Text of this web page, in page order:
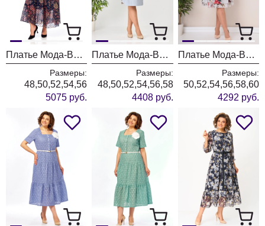
Платье Мода-Версаль 2464 темно-синий
Размеры:
48,50,52,54,56
5075 руб.
Платье Мода-Версаль 2393 синий полоска
Размеры:
48,50,52,54,56,58
4408 руб.
Платье Мода-Версаль 2383 молочный
Размеры:
50,52,54,56,58,60
4292 руб.